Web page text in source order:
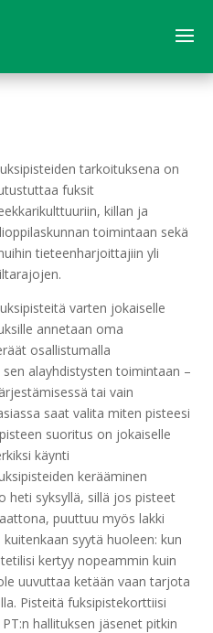
tarkoituksena on
fuksit
killan ja
toimintaan sekä
tieteenharjoittajiin yli
varten jokaiselle
annetaan oma
osallistumalla
sen alayhdistysten toimintaan –
tai vain
saat valita miten pisteesi
suoritus on jokaiselle
käynti
kerääminen
heti syksyllä, sillä jos pisteet
puuttuu myös lakki
syytä huoleen: kun
kertyy nopeammin kuin
uuvuttaa ketään vaan tarjota
Pisteitä fuksipistekorttiisi
hallituksen jäsenet pitkin